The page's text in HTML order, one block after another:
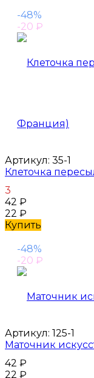
-48%
-20 ₽
Артикул: 35-1
Клеточка
3
42 ₽
22 ₽
Купить
-48%
-20 ₽
Артикул: 125-1
Маточник
42 ₽
22 ₽